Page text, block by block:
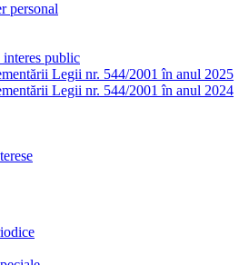
personal
public
Legii nr. 544/2001 în anul 2025
Legii nr. 544/2001 în anul 2024